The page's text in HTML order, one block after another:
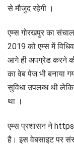
से मौजुद रहेगी ।
एम्स गोरखपुर का
2019 को एम्स में
आगे ही अपग्रेड करने
का वेब पेज भी बनाया
सुविधा उपलब्ध थी
था ।
एम्स प्रशासन ने
है। इस वेबसाइट पर